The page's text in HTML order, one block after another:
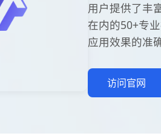
用户提供了丰
在内的50+专
应用效果的准
访问官网